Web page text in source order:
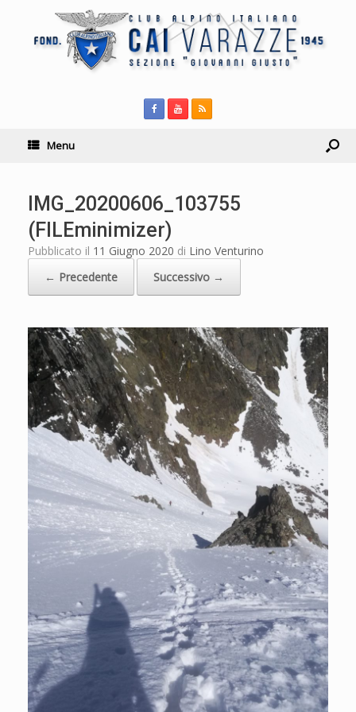
Menu
IMG_20200606_103755
(FILEminimizer)
Pubblicato il 11 Giugno 2020 di Lino Venturino
← Precedente
Successivo →